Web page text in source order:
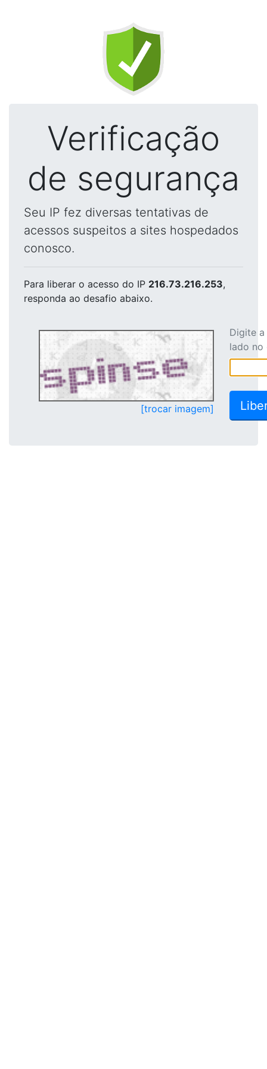
Verificação
de segurança
Seu IP fez diversas tentativas de
acessos suspeitos a sites hospedados
conosco.
Para liberar o acesso do IP 216.73.216.253,
responda ao desafio abaixo.
[trocar imagem]
Digite
lado no